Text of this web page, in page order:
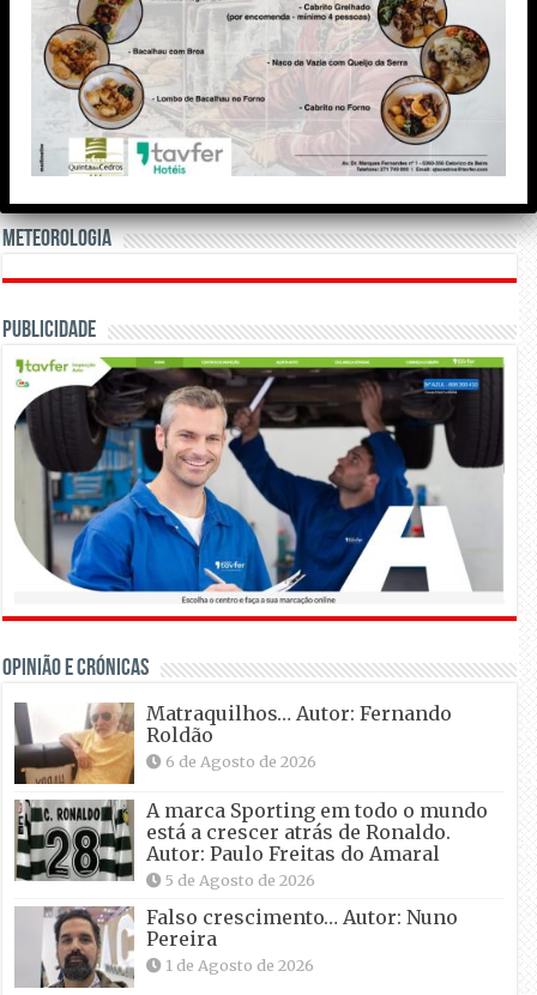
Meteorologia
Publicidade
OPINIÃO E CRÓNICAS
Matraquilhos… Autor: Fernando
Roldão
6 de Agosto de 2026
A marca Sporting em todo o mundo
está a crescer atrás de Ronaldo.
Autor: Paulo Freitas do Amaral
5 de Agosto de 2026
Falso crescimento… Autor: Nuno
Pereira
1 de Agosto de 2026